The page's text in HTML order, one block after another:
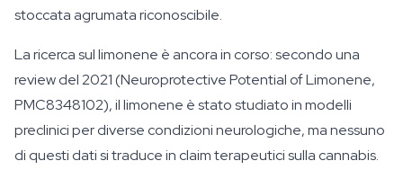
stoccata agrumata riconoscibile.
La ricerca sul limonene è ancora in corso: secondo una
review del 2021 (Neuroprotective Potential of Limonene,
PMC8348102), il limonene è stato studiato in modelli
preclinici per diverse condizioni neurologiche, ma nessuno
di questi dati si traduce in claim terapeutici sulla cannabis.